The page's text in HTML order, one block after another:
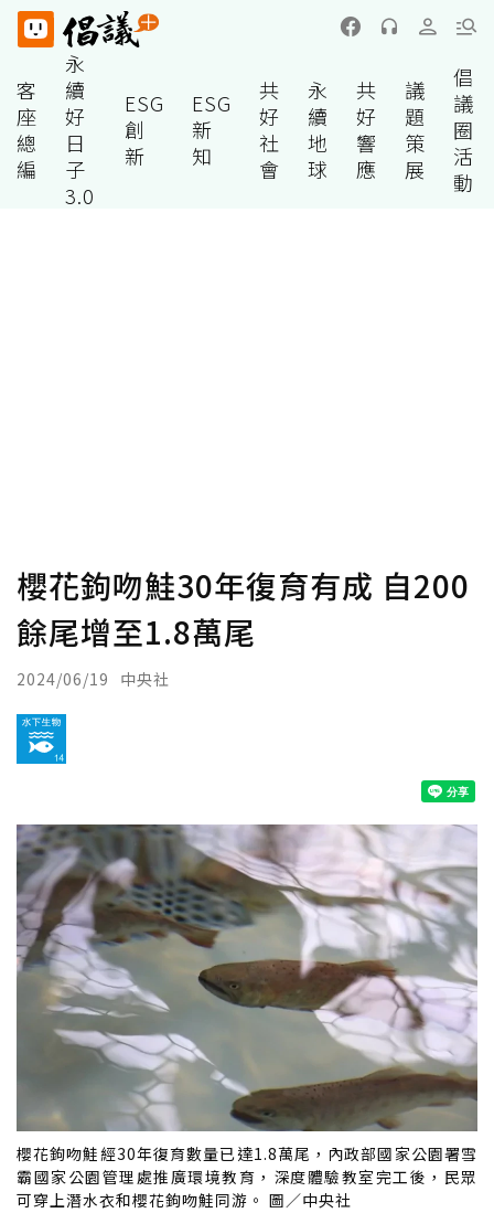
客
座
總
編
永
續
好
日
子
3.0
ESG
創
新
ESG
新
知
共
好
社
會
永
續
地
球
共
好
響
應
議
題
策
展
倡
議
圈
活
動
櫻花鉤吻鮭30年復育有成 自200
餘尾增至1.8萬尾
2024/06/19 中央社
櫻花鉤吻鮭經30年復育數量已達1.8萬尾，內政部國家公園署雪
霸國家公園管理處推廣環境教育，深度體驗教室完工後，民眾
可穿上潛水衣和櫻花鉤吻鮭同游。 圖／中央社